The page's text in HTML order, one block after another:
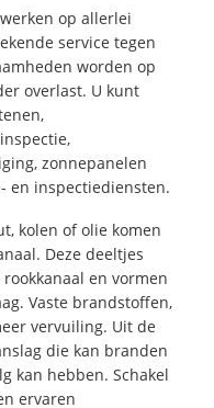
op allerlei
service tegen
worden op
overlast. U kunt
zonnepanelen
en inspectiediensten.
kolen of olie komen
Deze deeltjes
en vormen
Vaste brandstoffen,
vervuiling. Uit de
die kan branden
kan hebben. Schakel
ervaren